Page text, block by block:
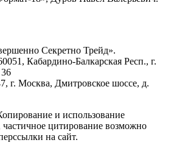
Секретно Трейд».
Кабардино-Балкарская Респ., г.
г. Москва, Дмитровское шоссе, д.
и использование
частичное цитирование возможно
на сайт.